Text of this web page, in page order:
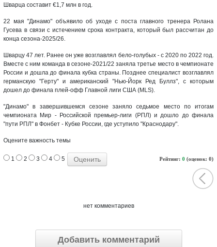
Шварца составит €1,7 млн в год.
22 мая "Динамо" объявило об уходе с поста главного тренера Ролана
Гусева в связи с истечением срока контракта, который был рассчитан до
конца сезона-2025/26.
Шварцу 47 лет. Ранее он уже возглавлял бело-голубых - с 2020 по 2022 год.
Вместе с ним команда в сезоне-2021/22 заняла третье место в чемпионате
России и дошла до финала кубка страны. Позднее специалист возглавлял
германскую "Герту" и американский "Нью-Йорк Ред Буллз", с которым
дошел до финала плей-офф Главной лиги США (MLS).
"Динамо" в завершившемся сезоне заняло седьмое место по итогам
чемпионата Мир - Российской премьер-лиги (РПЛ) и дошло до финала
"пути РПЛ" в Фонбет - Кубке России, где уступило "Краснодару".
Оцените важность темы
Рейтинг: 0 (оценок: 0)
1 2 3 4 5
нет комментариев
Добавить комментарий